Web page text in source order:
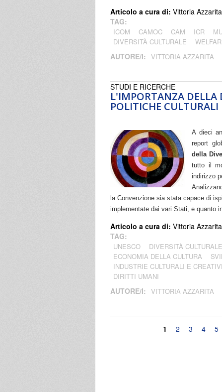
Articolo a cura di: Vittoria Azzarita
TAG:
ICOM CAMOC CAM ICR
DIVERSITÀ CULTURALE
AUTORE/I: VITTORIA AZZARITA
L'IMPORTANZA DELLA
POLITICHE
STUDI E RICERCHE
A dieci
report
della
tutto il
indirizzo
la Convenzione sia stata capace di
implementate dai vari Stati, e quanto
Articolo a cura di: Vittoria Azzarita
TAG:
UNESCO DIVERSITÀ CULTURALE
ECONOMIA DELLA CULTURA
INDUSTRIE CULTURALI E
DIRITTI UMANI
AUTORE/I: VITTORIA AZZARITA
1 2 3 4 5